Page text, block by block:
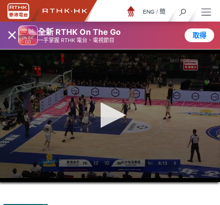
× 全新 RTHK On The Go
一手掌握 RTHK 電台、電視節目
取得
ENG / 簡
0
seconds